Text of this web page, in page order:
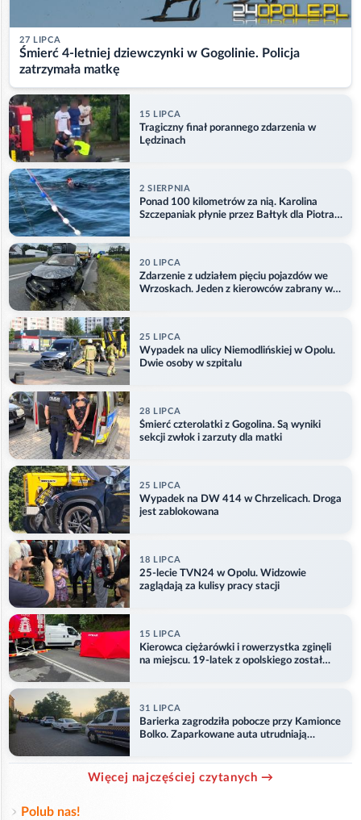
27 LIPCA
Śmierć 4-letniej dziewczynki w Gogolinie. Policja
zatrzymała matkę
15 LIPCA
Tragiczny finał porannego zdarzenia w
Lędzinach
2 SIERPNIA
Ponad 100 kilometrów za nią. Karolina
Szczepaniak płynie przez Bałtyk dla Piotra.
20 LIPCA
Zdarzenie z udziałem pięciu pojazdów we
Wrzoskach. Jeden z kierowców zabrany w
25 LIPCA
Wypadek na ulicy Niemodlińskiej w Opolu.
Dwie osoby w szpitalu
28 LIPCA
Śmierć czterolatki z Gogolina. Są wyniki
sekcji zwłok i zarzuty dla matki
25 LIPCA
Wypadek na DW 414 w Chrzelicach. Droga
jest zablokowana
18 LIPCA
25-lecie TVN24 w Opolu. Widzowie
zaglądają za kulisy pracy stacji
15 LIPCA
Kierowca ciężarówki i rowerzystka zginęli
na miejscu. 19-latek z opolskiego został
31 LIPCA
Barierka zagrodziła pobocze przy Kamionce
Bolko. Zaparkowane auta utrudniają
Więcej najczęściej czytanych →
Polub nas!